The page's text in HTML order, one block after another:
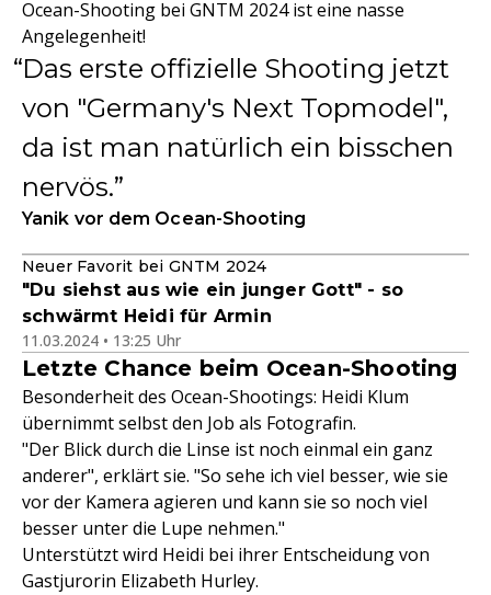
Ocean-Shooting bei GNTM 2024 ist eine nasse
Angelegenheit!
Das erste offizielle Shooting jetzt
von "Germany's Next Topmodel",
da ist man natürlich ein bisschen
nervös.
Yanik vor dem Ocean-Shooting
Neuer Favorit bei GNTM 2024
"Du siehst aus wie ein junger Gott" - so
schwärmt Heidi für Armin
11.03.2024 • 13:25 Uhr
Letzte Chance beim Ocean-Shooting
Besonderheit des Ocean-Shootings: Heidi Klum
übernimmt selbst den Job als Fotografin.
"Der Blick durch die Linse ist noch einmal ein ganz
anderer", erklärt sie. "So sehe ich viel besser, wie sie
vor der Kamera agieren und kann sie so noch viel
besser unter die Lupe nehmen."
Unterstützt wird Heidi bei ihrer Entscheidung von
Gastjurorin Elizabeth Hurley.